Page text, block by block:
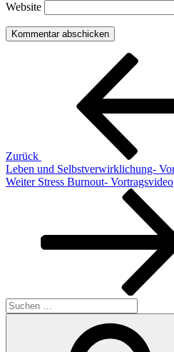
Website
Beitragsnavigation
Zurück
Leben und Selbstverwirklichung-
Nächster
Weiter Stress Burnout- Vortragsvideo
Suchen
nach: